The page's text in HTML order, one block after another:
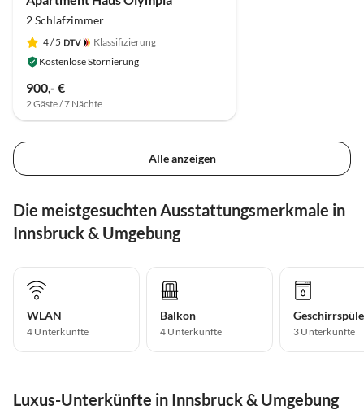
2 Schlafzimmer
4/ 5
Klassifizierung
Kostenlose Stornierung
900,- €
2 Gäste / 7 Nächte
Alle anzeigen
Die meistgesuchten Ausstattungsmerkmale in
Innsbruck & Umgebung
WLAN
4 Unterkünfte
Balkon
4 Unterkünfte 3 Unterkünfte
Luxus-Unterkünfte in Innsbruck & Umgebung